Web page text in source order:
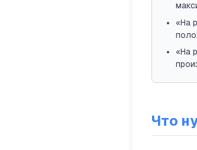
«На
«На
Что